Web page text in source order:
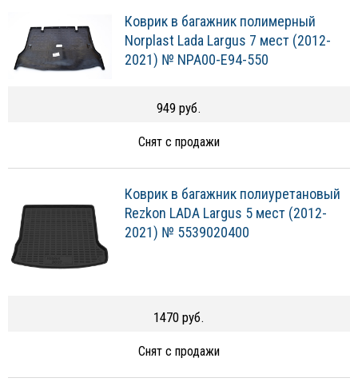
Коврик в багажник полимерный
Norplast Lada Largus 7 мест (2012-
2021) № NPA00-E94-550
949 руб.
Снят с продажи
Коврик в багажник полиуретановый
Rezkon LADA Largus 5 мест (2012-
2021) № 5539020400
1470 руб.
Снят с продажи